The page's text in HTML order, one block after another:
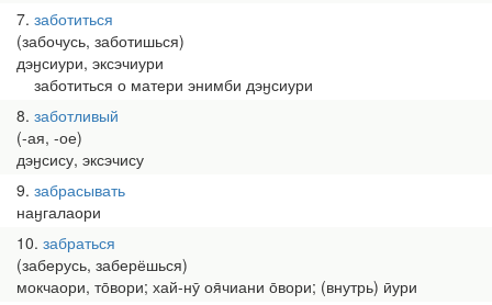
7 заботиться
(забочусь, заботишься)
дэӈсиури, эксэчиури
заботиться о матери энимби дэӈсиури
8 заботливый
(-ая, -ое)
дэӈсису, эксэчису
9 забрасывать
наӈгалаори
10 забраться
(заберусь, заберёшься)
мокчаори, то̄вори; хай-нӯ оя̄чиани о̄вори; (внутрь) ӣури